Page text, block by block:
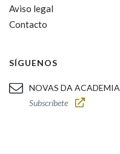
Aviso legal
Contacto
SÍGUENOS
NOVAS DA ACADEMIA
Subscríbete